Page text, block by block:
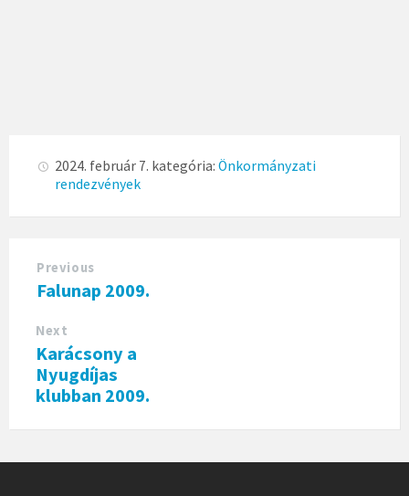
2024. február 7. kategória: Önkormányzati
rendezvények
Previous
Falunap 2009.
Next
Karácsony a
Nyugdíjas
klubban 2009.